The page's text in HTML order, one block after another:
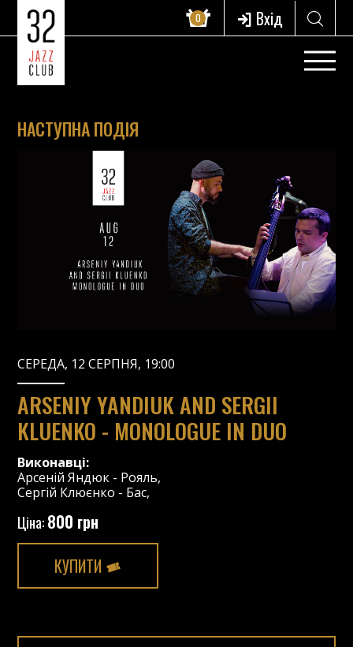
0 Вхід
НАСТУПНА ПОДІЯ
СЕРЕДА, 12 СЕРПНЯ, 19:00
ARSENIY YANDIUK AND SERGII
KLUENKO - MONOLOGUE IN DUO
Виконавці:
Арсеній Яндюк - Рояль,
Сергій Клюєнко - Бас,
Ціна:800 грн
КУПИТИ